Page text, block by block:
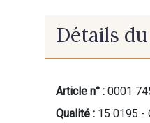
Détails
Article n° : 0001
Qualité : 15 0195 -